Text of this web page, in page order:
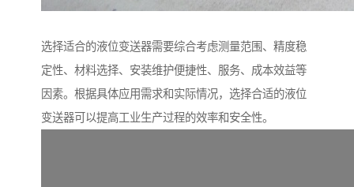
选择适合的液位变送器需要综合考虑测量范围、精度稳
定性、材料选择、安装维护便捷性、服务、成本效益等
因素。根据具体应用需求和实际情况，选择合适的液位
变送器可以提高工业生产过程的效率和安全性。